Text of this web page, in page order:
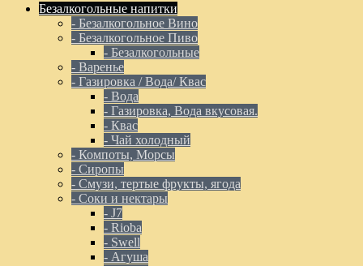
Безалкогольные напитки
- Безалкогольное Вино
- Безалкогольное Пиво
- Безалкогольные
- Варенье
- Газировка / Вода/ Квас
- Вода
- Газировка, Вода вкусовая.
- Квас
- Чай холодный
- Компоты, Морсы
- Сиропы
- Смузи, тертые фрукты, ягода
- Соки и нектары
- J7
- Rioba
- Swell
- Агуша